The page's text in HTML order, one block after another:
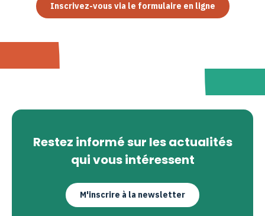
Inscrivez-vous via le formulaire en ligne
Restez informé sur les actualités
qui vous intéressent
M'inscrire à la newsletter